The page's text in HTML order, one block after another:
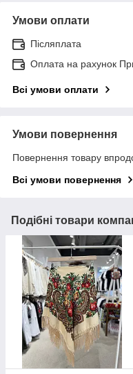
Умови оплати
Післяплата
Оплата на рахунок
Всі умови оплати
Умови повернення
Повернення товару
Всі умови повернення
Подібні товари